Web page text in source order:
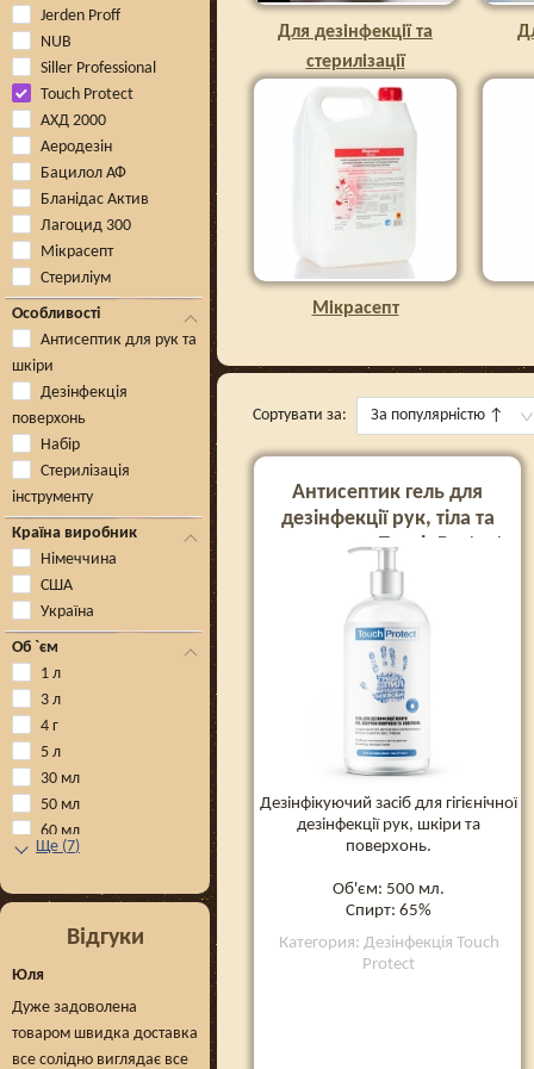
Jerden Proff
NUB
Siller Professional
Touch Protect
АХД 2000
Аеродезін
Бацилол АФ
Бланідас Актив
Лагоцид 300
Мікрасепт
Стериліум
Особливості
Антисептик для рук та
шкіри
Дезінфекція
поверхонь
Набір
Стерилізація
інструменту
Країна виробник
Німеччина
США
Україна
Об `єм
1 л
3 л
4 г
5 л
30 мл
50 мл
60 мл
Ще (7)
Відгуки
Юля
Дуже задоволена
товаром швидка доставка
все солідно виглядає все
Для дезінфекції та
стерилізації
інструментів
Мікрасепт
Сортувати за: За популярністю ↑
Антисептик гель для
дезінфекції рук, тіла та
поверхонь Touch Protect
500 мл
Дезінфікуючий засіб для гігієнічної
дезінфекції рук, шкіри та
поверхонь.
Об'єм: 500 мл.
Спирт: 65%
Категория: Дезінфекція Touch
Protect